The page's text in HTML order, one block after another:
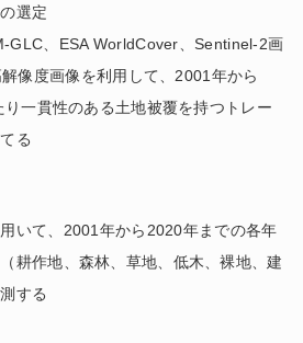
選定
GLC、ESA WorldCover、Sentinel-2画
像度画像を利用して、2001年から
一貫性のある土地被覆を持つトレー
る
いて、2001年から2020年までの各年
耕作地、森林、草地、低木、裸地、建
する